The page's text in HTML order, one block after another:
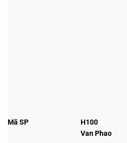
Mã SP
H100
Van Phao